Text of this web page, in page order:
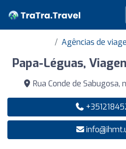
Agências de
Papa-Léguas,
Rua Conde de Sabugosa,